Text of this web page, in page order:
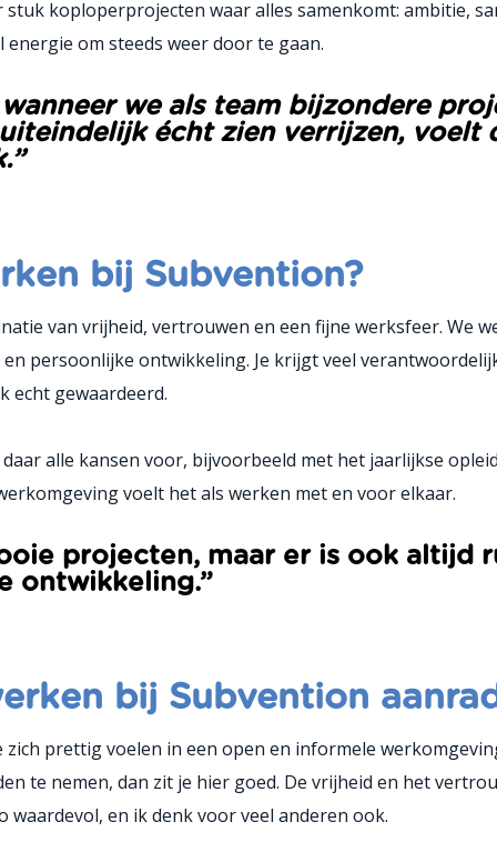
koploperprojecten waar alles samenkomt: ambitie,
om steeds weer door te gaan.
we als team bijzondere
écht zien verrijzen, voelt
bij Subvention?
van vrijheid, vertrouwen en een fijne werksfeer. We
persoonlijke ontwikkeling. Je krijgt veel
echt gewaardeerd.
alle kansen voor, bijvoorbeeld met het jaarlijkse
voelt het als werken met en voor elkaar.
projecten, maar er is ook altijd
ontwikkeling.”
bij Subvention
prettig voelen in een open en informele
te nemen, dan zit je hier goed. De vrijheid en het
en ik denk voor veel anderen ook.